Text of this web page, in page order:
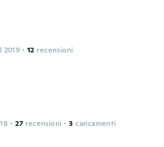
2019 · 12 recensioni
· 27 recensioni · 3 caricamenti